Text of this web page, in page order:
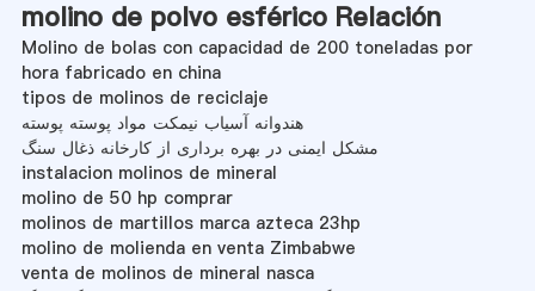
molino de polvo esférico Relación
Molino de bolas con capacidad de 200 toneladas por
hora fabricado en china
tipos de molinos de reciclaje
هندوانه آسیاب نیمکت مواد پوسته پوسته
مشکل ایمنی در بهره برداری از کارخانه ذغال سنگ
instalacion molinos de mineral
molino de 50 hp comprar
molinos de martillos marca azteca 23hp
molino de molienda en venta Zimbabwe
venta de molinos de mineral nasca